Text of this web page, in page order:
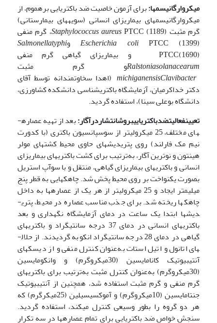
میکروارگانیسم­ها:برای آزمون خاصیت ضد باکتریایی بره­موم، از
میکروارگانیسم­های بیماری­زای انسانی (سویه­های بیمارستانی)
گرم مثبت
StaphylococcusaureusPTCC (1189)، گرم منفی
Escherichia coliPTCC (1399) و Salmonellatyphi
PTCC(1690) و بیماری­زای گیاهی گرم منفی
Ralstoniasolanacearum
و گرم مثبت
michiganensisClavibacter
(اهدا سخاوت­مندانه توسط آقای
دکتر خداکرمیان، آزمایشگاه باکتری­شناسی دانشکده کشاورزی،
دانشگاه بوعلی سینا)، استفاده گردید.
تعیینفعالیتضدباکتریاییبروشانتشاردرآگار:بعد از تهیه عصاره­
های مختلف، 25 میکرولیتر از سوسپانسیون باکتری (با کدورت
نیم مک فارلند) روی پتری­دیش­های حاوی محیط کشت­های مولر
هینتون و نوترین آگار، به‌ترتیب برای کشت باکتری­های بیماری­زای
انسانی و باکتری­های بیماری­زای گیاهی، منتقل و با سوآپ استریل
بصورت یکنواخت بر روی محیط پخش شد. چاهک­هایی به قطر پنج
میلی­متر ایجاد و 25 میکرولیتر از هر یک از عصاره­ها به داخل
چاهک­ها ریخته شد. برای جذب مناسب عصاره در محیط، پتری­
دیش­ها ابتدا یک ساعت در دمای آزمایشگاه نگه­داری و بعد
باکتری­های انسانی در دمای 37 درجه سانتی­گراد و باکتری­های
گیاهی در دمای 28 درجه سانتی­گراد انکوبه گردیدند. از حلال­
های اتانول و اتیل استات به‌عنوان کنترل منفی و از دیسک­های
آنتی­بیوتیک کانامایسین (30میکروگرم) و وانکومایسین
(30میکروگرم) به‌عنوان کنترل مثبت به‌ترتیب برای باکتری­های
گرم منفی و گرم مثبت استفاده شد، همچنین از آنتی­بیوتیک
جنتامایسین (10میکروگرم) و آموکسی­سیلین (25میکرگرم) که
هر دو گروه را بطور وسیعی کنترل می­کند، استفاده گردید.
سنجش خواص ضد­ باکتریایی برای تمام عصاره­ها در سه تکرار